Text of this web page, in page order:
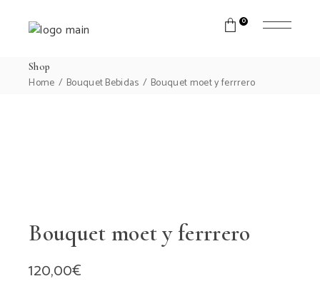
0
Shop
Home Bouquet Bebidas Bouquet moet y ferrrero
Bouquet moet y ferrrero
120,00€